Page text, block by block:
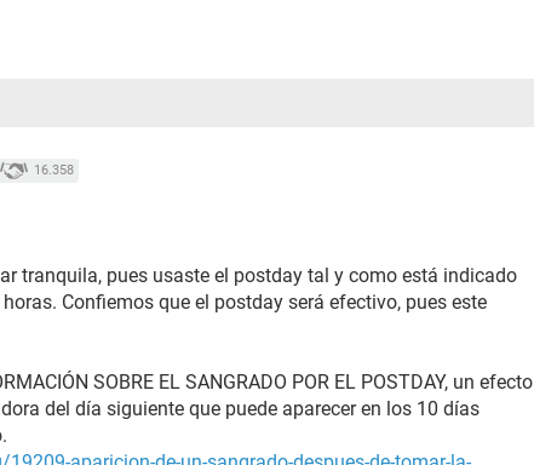
16.358
tranquila, pues usaste el postday tal y como está indicado
Confiemos que el postday será efectivo, pues este
SOBRE EL SANGRADO POR EL POSTDAY, un efecto
del día siguiente que puede aparecer en los 10 días